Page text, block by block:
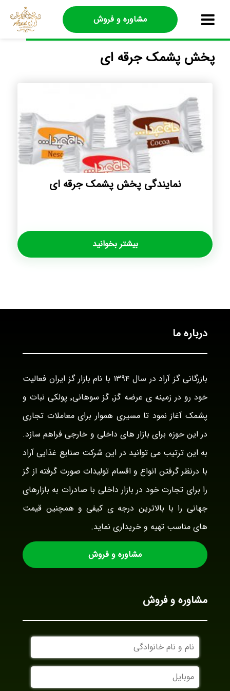
مشاوره و فروش
پخش پشمک جرقه ای
نمایندگی پخش پشمک جرقه ای
بیشتر بخوانید
درباره ما
بازرگانی گز آراد در سال ۱۳۹۴ با نام بازار گز ایران فعالیت
خود رو در زمینه ی عرضه گز٬ گز سوهانی٬ پولکی نبات و
پشمک آغاز نمود تا مسیری هموار برای معاملات تجاری
در این حوزه برای بازار های داخلی و خارجی فراهم سازد.
به این ترتیب می توانید در این شرکت صنایع غذایی آراد
با درنظر گرفتن انواع و اقسام تولیدات صورت گرفته از گز
را برای تجارت خود در بازار داخلی با صادرات به بازارهای
جهانی را با بالاترین درجه ی کیفی و همچنین قیمت
های مناسب تهیه و خریداری نماید.
مشاوره و فروش
مشاوره و فروش
نام
و
نام
خانوادگی
موبایل